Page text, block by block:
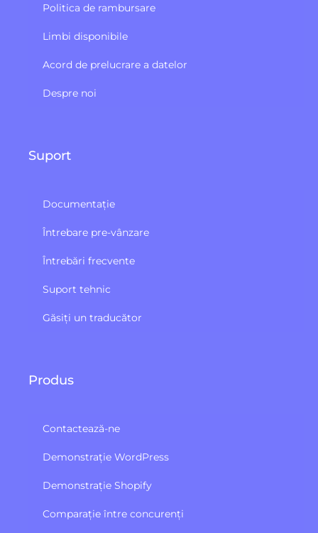
Politica de rambursare
Limbi disponibile
Acord de prelucrare a datelor
Despre noi
Suport
Documentație
Întrebare pre-vânzare
Întrebări frecvente
Suport tehnic
Găsiți un traducător
Produs
Contactează-ne
Demonstrație WordPress
Demonstrație Shopify
Comparație între concurenți